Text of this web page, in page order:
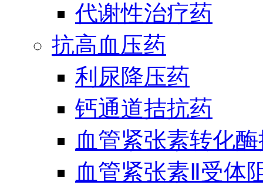
代谢性治疗药
抗高血压药
利尿降压药
钙通道拮抗药
血管紧张素转化
血管紧张素Ⅱ受体